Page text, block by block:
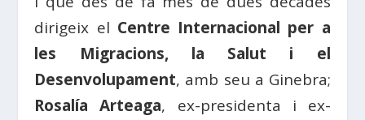
dirigeix ​​el Centre Internacional per a
les Migracions, la Salut i el
Desenvolupament, amb seu a Ginebra;
Rosalía Arteaga, ex-presidenta i ex-